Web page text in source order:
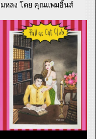
มหลง โดย คุณแพมอิ้นส์